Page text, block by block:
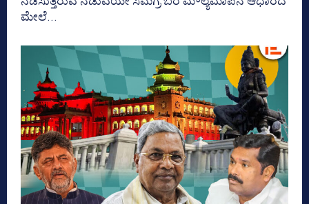
ಮೇಲೆ...